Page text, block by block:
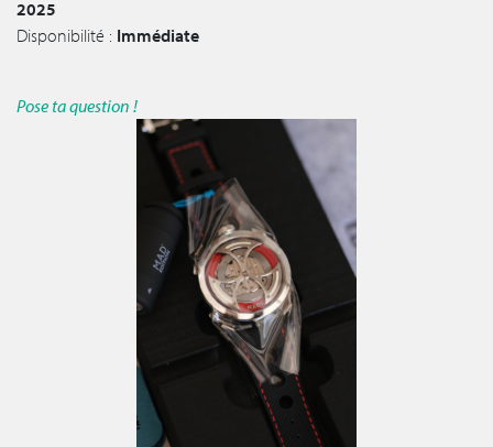
2025
Disponibilité : Immédiate
Pose ta question !